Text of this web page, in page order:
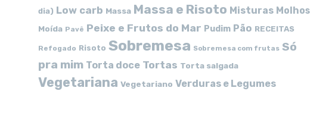
dia) Low carb Massa Massa e Risoto Misturas Molhos
Moída Pavê Peixe e Frutos do Mar Pudim Pão RECEITAS
Refogado Risoto Sobremesa Sobremesa com frutas Só
pra mim Torta doce Tortas Torta salgada
Vegetariana Vegetariano Verduras e Legumes